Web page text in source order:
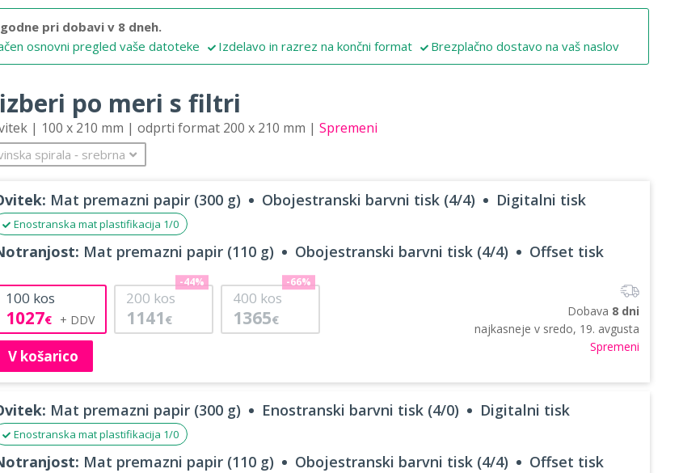
pri dobavi v 8 dneh.
osnovni pregled vaše datoteke Izdelavo in razrez na končni format Brezplačno dostavo na vaš naslov
po meri s filtri
| 100 x 210 mm | odprti format 200 x 210 mm | Spremeni
spirala ‐ srebrna
Mat premazni papir (300 g) Obojestranski barvni tisk (4/4) Digitalni tisk
Enostranska mat plastifikacija 1/0
Mat premazni papir (110 g) Obojestranski barvni tisk (4/4) Offset tisk
100 kos
1027€
200 kos
1141 €
-44%
400 kos
1365€
-66%
V košarico
Dobava 8 dni
najkasneje v sredo, 19. avgusta
Spremeni
Mat premazni papir (300 g) Enostranski barvni tisk (4/0) Digitalni tisk
Enostranska mat plastifikacija 1/0
Mat premazni papir (110 g) Obojestranski barvni tisk (4/4) Offset tisk